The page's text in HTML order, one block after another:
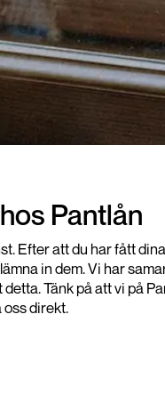
Pantlån
Efter att du har fått
in dem. Vi har
Tänk på att vi på
oss direkt.